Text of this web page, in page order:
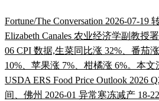
Fortune/The Conversation 2026-07-19
Elizabeth Canales 农业经济学副教授
06 CPI 数据,生菜同比涨 32%、番茄
10%、苹果涨 7%、柑橘涨 6%。本
USDA ERS Food Price Outlook 2026
间、佛州 2026-01 异常寒冻减产 18-